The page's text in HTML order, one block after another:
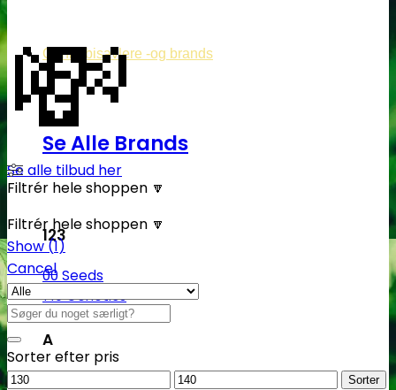
Cannabisavlere -og brands
Se Alle Brands
123
00 Seeds
710 Genetics
A
💸
Se alle tilbud her
Filtrér hele shoppen 🔽
Filtrér hele shoppen 🔽
Show(1)
Cancel
Søg
efter:
Sorter efter pris
Mindstepris
Maks.
Sorter